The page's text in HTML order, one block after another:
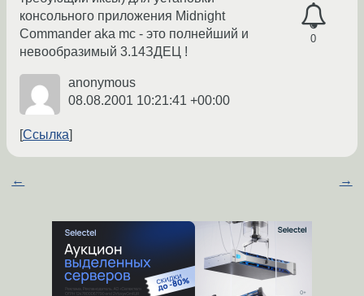
0
консольного приложения Midnight
Commander aka mc - это полнейший и
невообразимый 3.14ЗДЕЦ !
anonymous
08.08.2001 10:21:41 +00:00
Ссылка
← →